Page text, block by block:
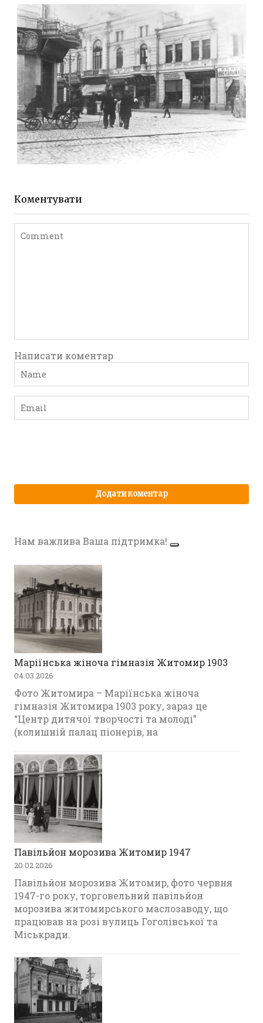
Фото Житомира період
до 1917 року
Leave a comment
ЖИТОМИР МИХАЙЛІВСЬКА 1903 РОКУ
Коментувати
Написати коментар
Нам важлива Ваша підтримка!
Маріїнська жіноча гімназія Житомир 1903
04.03.2026
Фото Житомира – Маріїнська жіноча
гімназія Житомира 1903 року, зараз це
“Центр дитячої творчості та молоді”
(колишній палац піонерів, на
Павільйон морозива Житомир 1947
20.02.2026
Павільйон морозива Житомир, фото червня
1947-го року, торговельний павільйон
морозива житомирського маслозаводу, що
працював на розі вулиць Гоголівської та
Міськради.